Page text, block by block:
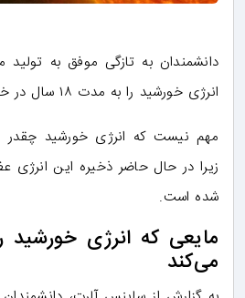
دانشمندان به تازگی موفق به
انرژی خورشید را به مدت ۱۸ سال در خود ذخیره کند.
مهم نیست که انرژی خورشید چقدر
زیرا در حال حاضر ذخیره این انرژی
شده است.
می‌کند